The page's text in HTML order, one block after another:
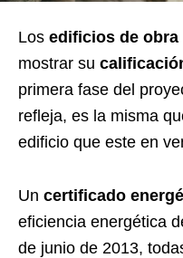
Los edificios de obra
mostrar su
primera fase del
refleja, es la misma
edificio que este en
Un certificado
eficiencia energética
de junio de 2013,